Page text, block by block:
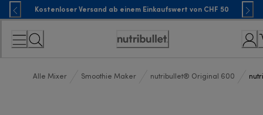
Skip
to
Content
Kostenloser Versand ab einem Einkaufswert von CHF 50
Accessibility
Alle Mixer Smoothie Maker nutribullet® Original 600